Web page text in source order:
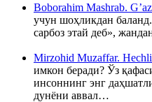
Boborahim Mashrab.
учун шоҳликдан
сарбоз этай деб»,
Mirzohid Muzaffar.
имкон беради? Ўз
инсоннинг энг
дунёни аввал…